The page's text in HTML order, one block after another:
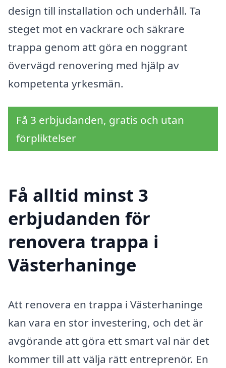
design till installation och underhåll. Ta
steget mot en vackrare och säkrare
trappa genom att göra en noggrant
övervägd renovering med hjälp av
kompetenta yrkesmän.
Få 3 erbjudanden, gratis och utan
förpliktelser
Få alltid minst 3
erbjudanden för
renovera trappa i
Västerhaninge
Att renovera en trappa i Västerhaninge
kan vara en stor investering, och det är
avgörande att göra ett smart val när det
kommer till att välja rätt entreprenör. En